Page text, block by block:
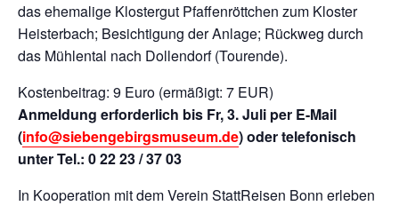
das ehemalige Klostergut Pfaffenröttchen zum Kloster
Heisterbach; Besichtigung der Anlage; Rückweg durch
das Mühlental nach Dollendorf (Tourende).
Kostenbeitrag: 9 Euro (ermäßigt: 7 EUR)
Anmeldung erforderlich bis Fr, 3. Juli per E-Mail
(info@siebengebirgsmuseum.de) oder telefonisch
unter Tel.: 0 22 23 / 37 03
In Kooperation mit dem Verein StattReisen Bonn erleben